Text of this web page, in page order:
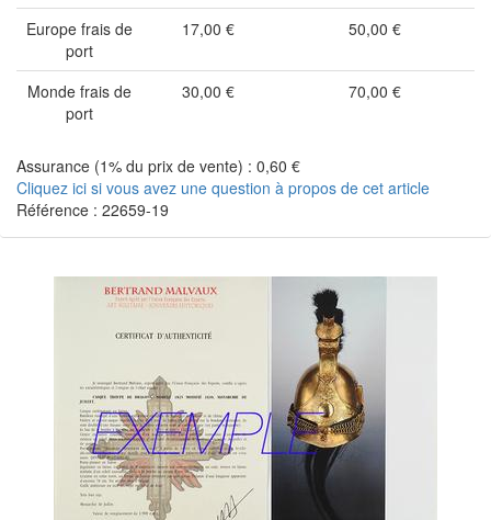
Europe frais de
port
17,00 € 50,00 €
Monde frais de
port
30,00 € 70,00 €
Assurance (1% du prix de vente) : 0,60 €
Cliquez ici si vous avez une question à propos de cet article
Référence : 22659-19